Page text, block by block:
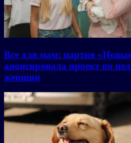
Все для мам: партия
анонсировала проект по
женщин